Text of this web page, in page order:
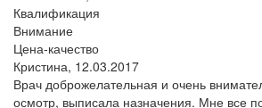
Квалификация
Внимание
Цена-качество
Кристина, 12.03.2017
Врач доброжелательная и очень
осмотр, выписала назначения. Мне все